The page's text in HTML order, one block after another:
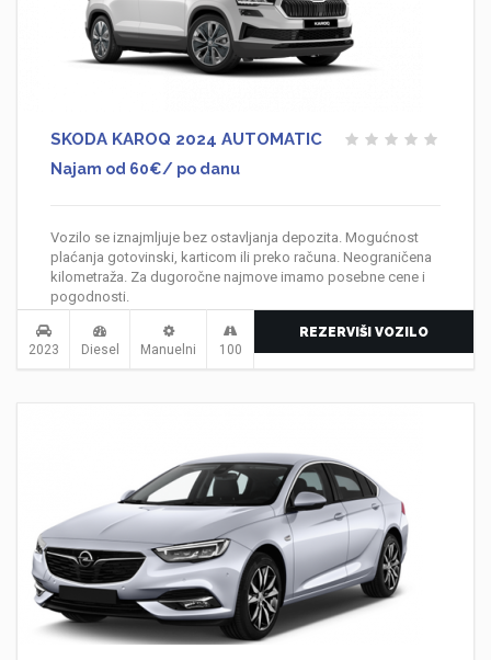
SKODA KAROQ 2024 AUTOMATIC
Najam od 60€/ po danu
Vozilo se iznajmljuje bez ostavljanja depozita. Mogućnost
plaćanja gotovinski, karticom ili preko računa. Neograničena
kilometraža. Za dugoročne najmove imamo posebne cene i
pogodnosti.
2023 Diesel Manuelni 100
REZERVIŠI VOZILO